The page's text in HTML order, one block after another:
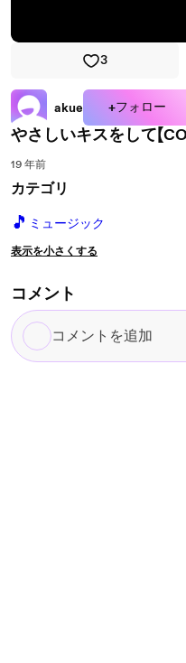
3
akue +フォロー
やさしいキスをして【
19 年前
カテゴリ
🎵 ミュージック
表示を小さくする
コメント
コ
メ